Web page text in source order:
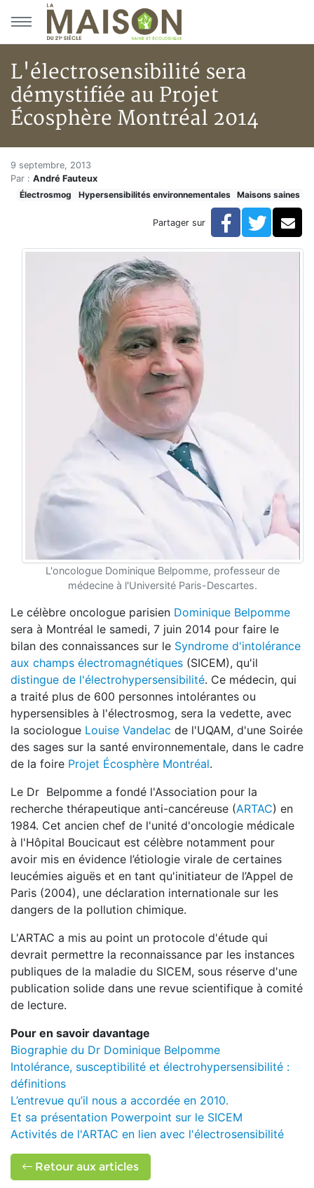
Aller au menu principal
Aller au contenu principal
L'électrosensibilité sera
démystifiée au Projet
Écosphère Montréal 2014
Accueil
Articles
Maisons saines
Hypersensibilités environnementales
L'électrosensibilité sera démystifiée au Projet
L'électrosensibilité sera
9 septembre, 2013
Par : André Fauteux
Électrosmog
Hypersensibilités environnementales Maisons saines
Partager sur Facebook
L'oncologue Dominique Belpomme, professeur de
médecine à l'Université Paris-Descartes.
Le célèbre oncologue parisien Dominique Belpomme
sera à Montréal le samedi, 7 juin 2014 pour faire le
bilan des connaissances sur le Syndrome d'intolérance
aux champs électromagnétiques (SICEM), qu'il
distingue de l'électrohypersensibilité. Ce médecin, qui
a traité plus de 600 personnes intolérantes ou
hypersensibles à l'électrosmog, sera la vedette, avec
la sociologue Louise Vandelac de l'UQAM, d'une Soirée
des sages sur la santé environnementale, dans le cadre
de la foire Projet Écosphère Montréal.
Le Dr Belpomme a fondé l'Association pour la
recherche thérapeutique anti-cancéreuse (ARTAC) en
1984. Cet ancien chef de l'unité d'oncologie médicale
à l'Hôpital Boucicaut est célèbre notamment pour
avoir mis en évidence l’étiologie virale de certaines
leucémies aiguës et en tant qu'initiateur de l’Appel de
Paris (2004), une déclaration internationale sur les
dangers de la pollution chimique.
L'ARTAC a mis au point un protocole d'étude qui
devrait permettre la reconnaissance par les instances
publiques de la maladie du SICEM, sous réserve d'une
publication solide dans une revue scientifique à comité
de lecture.
Pour en savoir davantage
Biographie du Dr Dominique Belpomme
Intolérance, susceptibilité et électrohypersensibilité :
définitions
L’entrevue qu’il nous a accordée en 2010.
Et sa présentation Powerpoint sur le SICEM
Activités de l'ARTAC en lien avec l'électrosensibilité
Retour aux articles